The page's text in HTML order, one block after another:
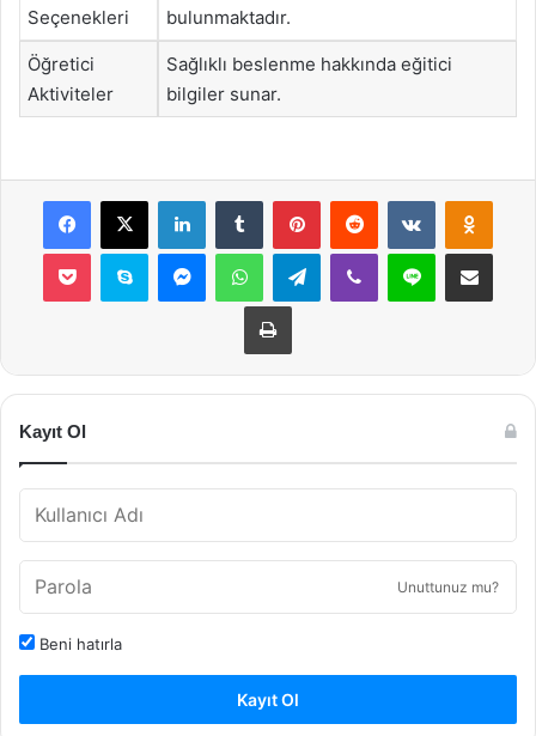
Seçenekleri
bulunmaktadır.
Öğretici
Aktiviteler
Sağlıklı beslenme hakkında eğitici
bilgiler sunar.
Facebook
X LinkedInTumblr PinterestReddit VKontakte
Pocket Skype MessengerWhatsAppTelegramViber Line E-Posta ile
Yazdır
Kayıt Ol
Unuttunuz mu?
Beni hatırla
Kayıt Ol